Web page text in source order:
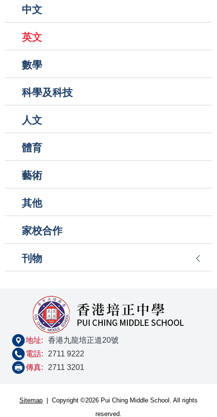
中文
英文
數學
科學及科技
人文
體育
藝術
其他
家校合作
刊物
地址:
香港九龍培正道20號
電話:
2711 9222
傳真:
2711 3201
Sitemap | Copyright ©2026 Pui Ching Middle School. All rights
reserved.